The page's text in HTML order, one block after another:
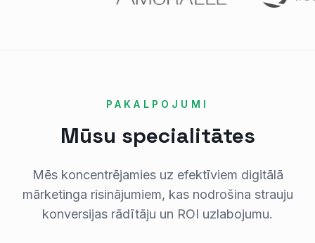
PAKALPOJUMI
Mūsu specialitātes
Mēs koncentrējamies uz efektīviem digitālā
mārketinga risinājumiem, kas nodrošina strauju
konversijas rādītāju un ROI uzlabojumu.